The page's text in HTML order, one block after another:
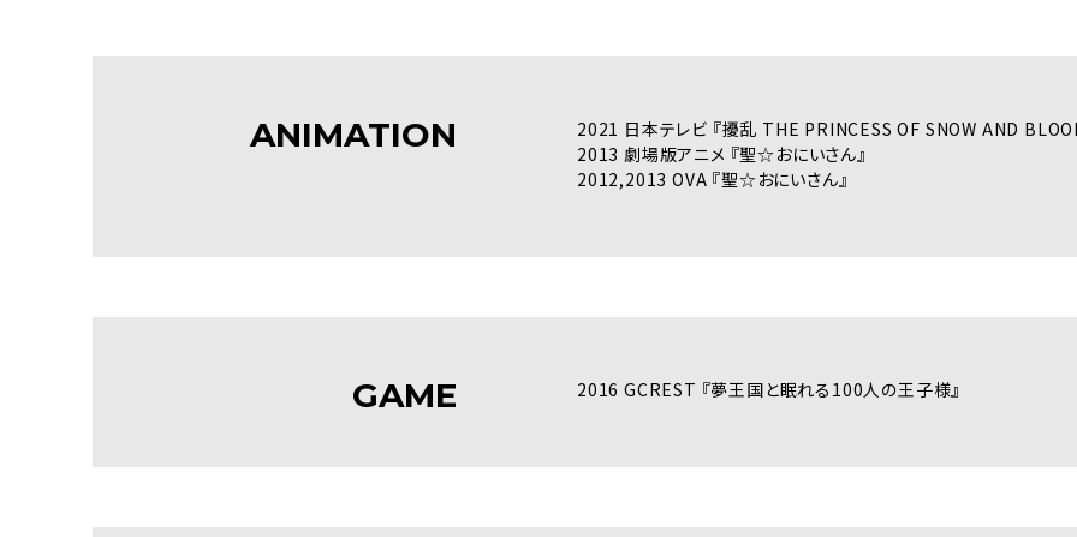
ANIMATION
2021 日本テレビ 『擾乱 THE PRINCESS OF SNOW AND
2013 劇場版アニメ 『聖☆おにいさん』
2012,2013 OVA 『聖☆おにいさん』
GAME 2016 GCREST 『夢王国と眠れる100人の王子様』